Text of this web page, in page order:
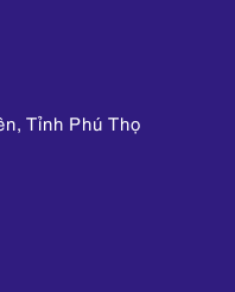
Tỉnh Phú Thọ